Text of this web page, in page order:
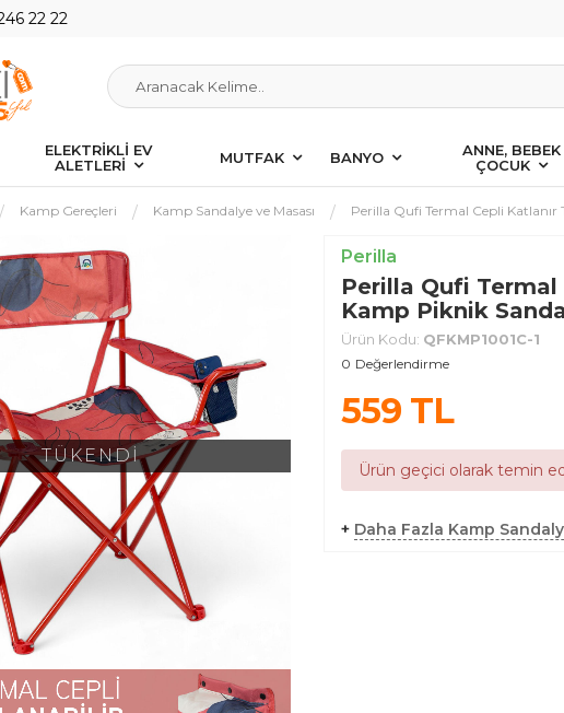
22 22
ELEKTRİKLİ EV
ALETLERİ
MUTFAK BANYO
ANNE, BEBEK
ÇOCUK
Kamp Gereçleri Kamp Sandalye ve Masası Perilla Qufi Termal Cepli Katlanır
TÜKENDİ
Perilla
Perilla Qufi Termal
Kamp Piknik
Ürün Kodu: QFKMP1001C-1
0 Değerlendirme
559TL
Ürün geçici olarak temin
+ Daha Fazla Kamp